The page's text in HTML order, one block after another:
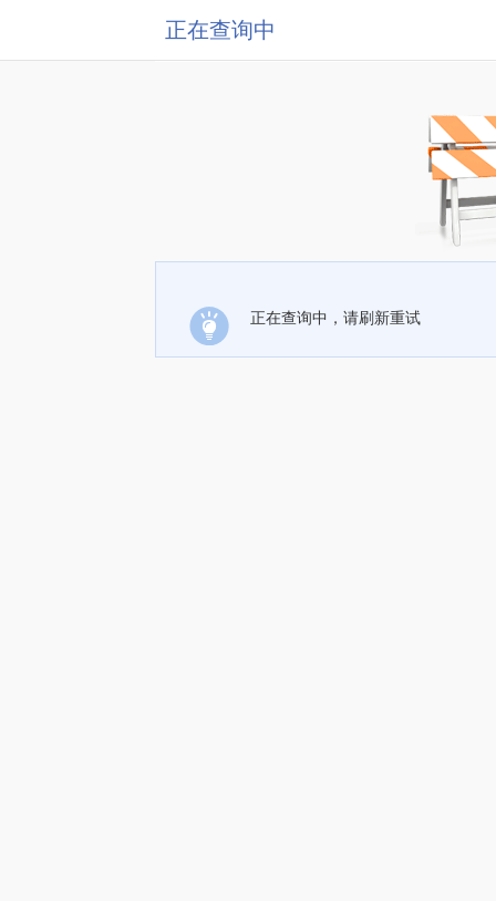
正在查询中
正在查询中，请刷新重试